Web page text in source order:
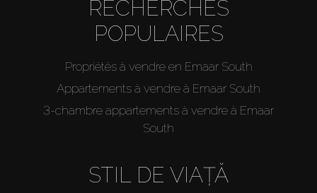
RECHERCHES
POPULAIRES
Propriétés à vendre en Emaar South
Appartements à vendre à Emaar South
3-chambre appartements à vendre à Emaar
South
STIL DE VIAȚĂ